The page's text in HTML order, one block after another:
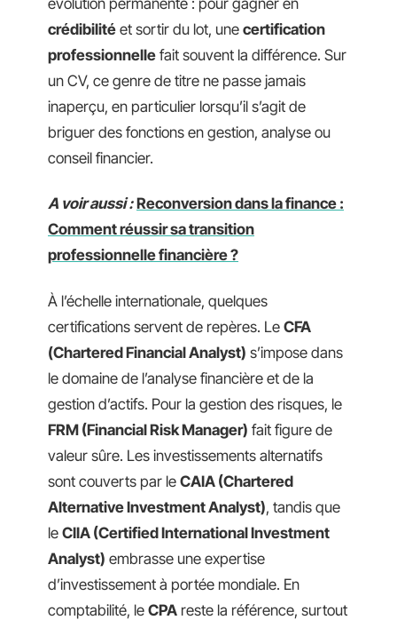
crédibilité et sortir du lot, une certification
professionnelle fait souvent la différence. Sur
un CV, ce genre de titre ne passe jamais
inaperçu, en particulier lorsqu’il s’agit de
briguer des fonctions en gestion, analyse ou
conseil financier.
A voir aussi : Reconversion dans la finance :
Comment réussir sa transition
professionnelle financière ?
À l’échelle internationale, quelques
certifications servent de repères. Le CFA
(Chartered Financial Analyst) s’impose dans
le domaine de l’analyse financière et de la
gestion d’actifs. Pour la gestion des risques, le
FRM (Financial Risk Manager) fait figure de
valeur sûre. Les investissements alternatifs
sont couverts par le CAIA (Chartered
Alternative Investment Analyst), tandis que
le CIIA (Certified International Investment
Analyst) embrasse une expertise
d’investissement à portée mondiale. En
comptabilité, le CPA reste la référence, surtout